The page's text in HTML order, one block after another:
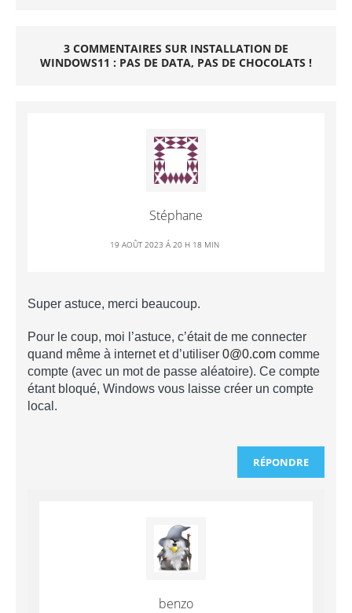
3 COMMENTAIRES SUR INSTALLATION DE
WINDOWS11 : PAS DE DATA, PAS DE CHOCOLATS !
Stéphane
19 AOÛT 2023 Á 20 H 18 MIN
Super astuce, merci beaucoup.
Pour le coup, moi l’astuce, c’était de me connecter
quand même à internet et d’utiliser 0@0.com comme
compte (avec un mot de passe aléatoire). Ce compte
étant bloqué, Windows vous laisse créer un compte
local.
RÉPONDRE
benzo